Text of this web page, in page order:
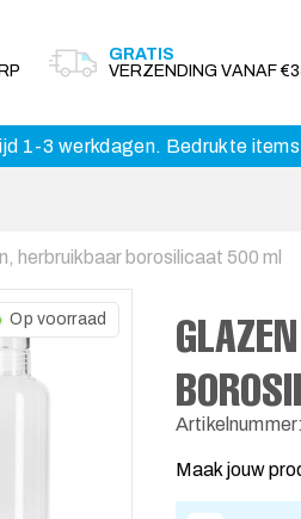
GRATIS
VERZENDING VANAF
1-3 werkdagen. Bedrukte
herbruikbaar borosilicaat 500 ml
Op voorraad
Maak jouw